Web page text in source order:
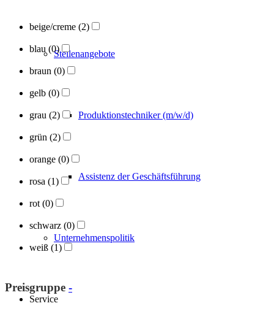
Stellenangebote
Produktionstechniker (m/w/d)
Assistenz der Geschäftsführung
Unternehmenspolitik
Service
beige/creme (2)
blau (0)
braun (0)
gelb (0)
grau (2)
grün (2)
orange (0)
rosa (1)
rot(0)
schwarz (0)
weiß (1)
Preisgruppe -